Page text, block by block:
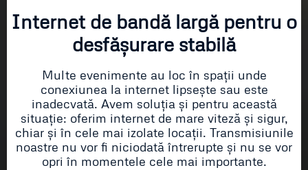
Internet de bandă largă pentru o
desfășurare stabilă
Multe evenimente au loc în spații unde
conexiunea la internet lipsește sau este
inadecvată. Avem soluția și pentru această
situație: oferim internet de mare viteză și sigur,
chiar și în cele mai izolate locații. Transmisiunile
noastre nu vor fi niciodată întrerupte și nu se vor
opri în momentele cele mai importante.